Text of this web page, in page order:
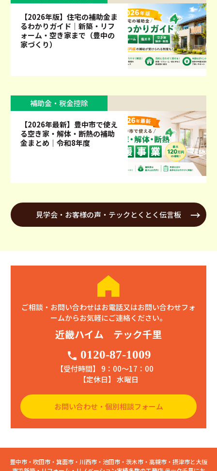
【2026年版】住宅の補助金ま
るわかりガイド｜新築・リフ
ォーム・空き家まで（豊中の
家づくり）
補助金・税金控除
【2026年最新】豊中市で使え
る空き家・解体・断熱の補助
金まとめ｜令和8年度
見学会・お客様の声・テックとくとく伝言板
ご相談・お問い合わせはお電話又はお問い合わせフォ
ームからお気軽にご連絡ください。
近畿ハイム テック千里
phone 0120-87-1009
【受付時間】 9：00〜17：00
【定休日】 水曜日
お問い合わせ・個別相談フォーム
豊中市・吹田市・箕面市・川西市・池田市・茨木市・高槻市・摂津市と大阪